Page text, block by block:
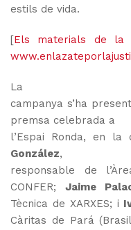
estils de vida.
[Els materials de la
La
campanya s’ha
premsa celebrada a
l’Espai Ronda, en
González,
responsable de
CONFER; Jaime
Tècnica de XARXES; i
Càritas de Pará